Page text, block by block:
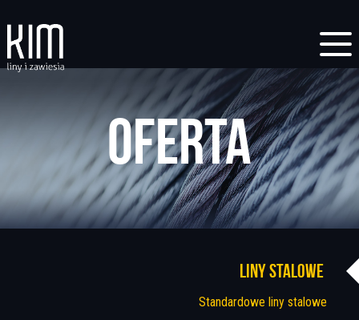
Oferta
Liny stalowe
Standardowe liny stalowe